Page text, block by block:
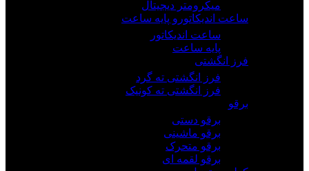
میکرومتر دیجیتال
ساعت اندیکاتورو پایه ساعت
ساعت اندیکاتور
پایه ساعت
فرز انگشتی
فرز انگشتی ته گرد
فرز انگشتی ته کونیک
برقو
برقو دستی
برقو ماشینی
برقو متحرک
برقو لقمه ای